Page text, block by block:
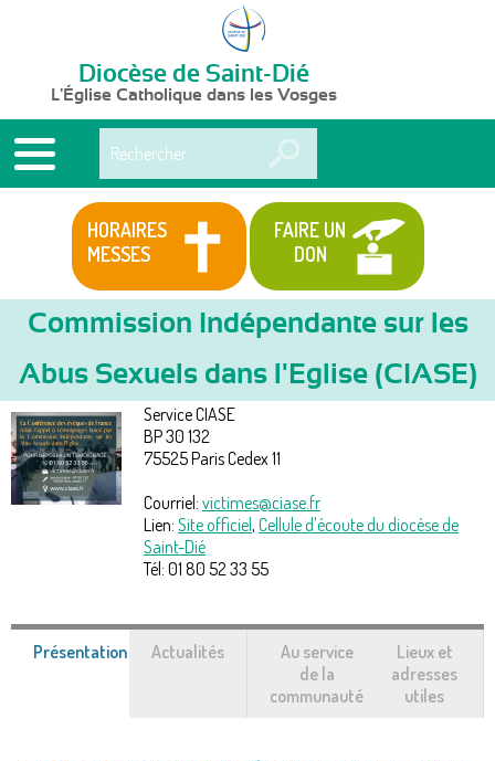
Diocèse de Saint-Dié
L'Église Catholique dans les Vosges
HORAIRES
MESSES
FAIRE UN
DON
Vous
êtes
ici
Services
Commission Indépendante sur les
Abus Sexuels dans l'Eglise (CIASE)
Service CIASE
BP 30 132
75525Paris Cedex 11
Courriel: victimes@ciase.fr
Lien: Site officiel, Cellule d'écoute du diocèse de
Saint-Dié
Tél: 01 80 52 33 55
Présentation (onglet
Actualités
Au service
de la
communauté
Lieux et
adresses
utiles